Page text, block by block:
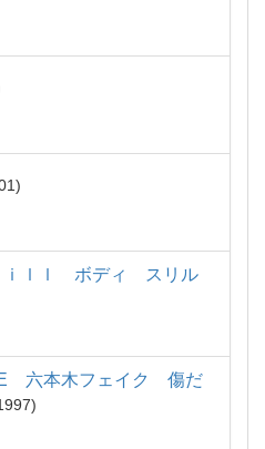
ｉｌｌ ボディ スリル
六本木フェイク 傷だ